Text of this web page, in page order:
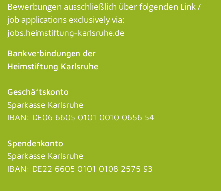
Bewerbungen ausschließlich über folgenden Link /
job applications exclusively via:
jobs.heimstiftung-karlsruhe.de
Bankverbindungen der
Heimstiftung Karlsruhe
Geschäftskonto
Sparkasse Karlsruhe
IBAN: DE06 6605 0101 0010 0656 54
Spendenkonto
Sparkasse Karlsruhe
IBAN: DE22 6605 0101 0108 2575 93